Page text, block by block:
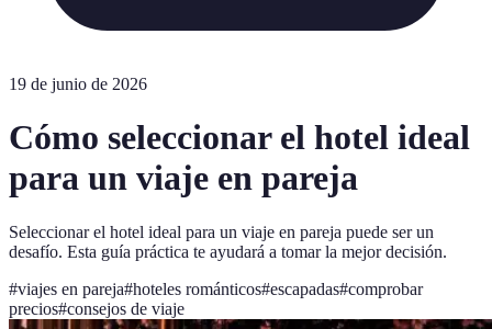
19 de junio de 2026
Cómo seleccionar el hotel ideal
para un viaje en pareja
Seleccionar el hotel ideal para un viaje en pareja puede ser un
desafío. Esta guía práctica te ayudará a tomar la mejor decisión.
#viajes en pareja#hoteles románticos#escapadas#comprobar
precios#consejos de viaje